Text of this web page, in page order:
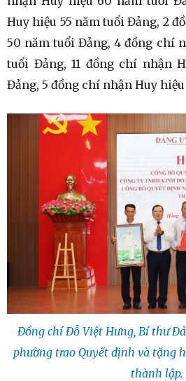
Huy hiệu 55 năm tuổi Đảng, 2
50 năm tuổi Đảng, 4 đồng chí
tuổi Đảng, 11 đồng chí nhận
Đảng, 5 đồng chí nhận Huy
Đồng chí Đỗ Việt Hưng, Bí thư
phường trao Quyết định và tặng
thành lập.